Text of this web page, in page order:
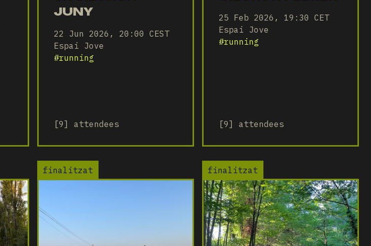
JUNY
22 Jun 2026, 20:00 CEST
Espai Jove
#running
[9] attendees
25 Feb 2026, 19:30 CET
Espai Jove
#running
[9] attendees
finalitzat finalitzat